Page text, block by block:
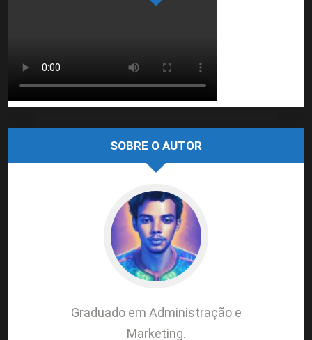
SOBRE O AUTOR
Graduado em Administração e
Marketing.